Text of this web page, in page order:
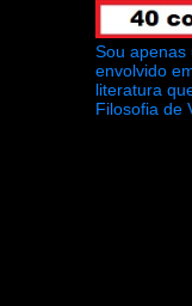
Sou apenas
envolvido
literatura
Filosofia de